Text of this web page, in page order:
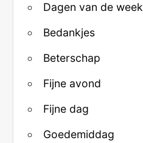
Dagen van de week
Bedankjes
Beterschap
Fijne avond
Fijne dag
Goedemiddag